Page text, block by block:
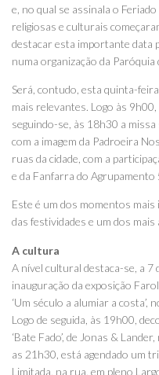
e, no qual se assinala o
religiosas e culturais
destacar esta importante data
numa organização da Paróquia
Será, contudo, esta quinta-
mais relevantes. Logo às
seguindo-se, às 18h30 a
com a imagem da Padroeira
ruas da cidade, com a
e da Fanfarra do Agrupamento
Este é um dos momentos
das festividades e um dos
A cultura
A nível cultural destaca-se, a 7
inauguração da exposição
‘Um século a alumiar a
Logo de seguida, às 19h00,
‘Bate Fado’, de Jonas &
as 21h30, está agendado um
Limitada, na rua, em pleno